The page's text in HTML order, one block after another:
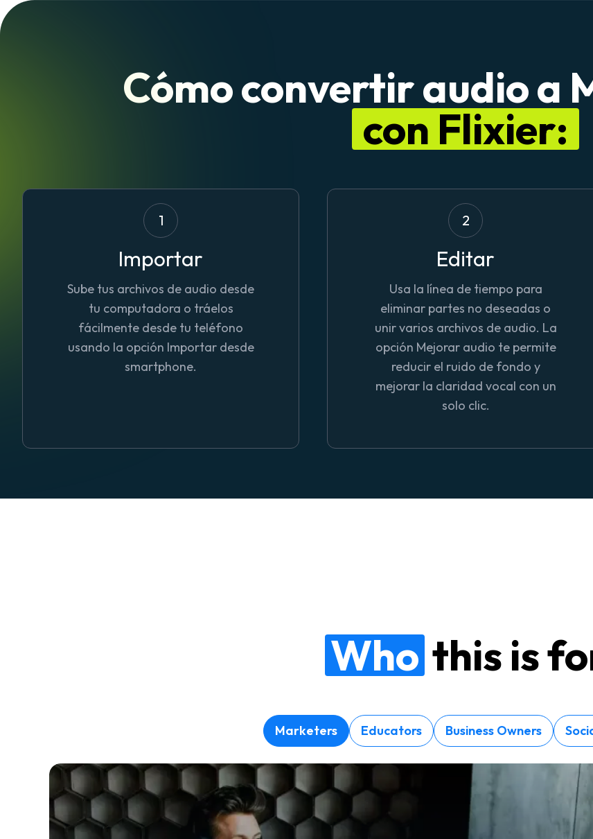
Cómo convertir audio a
con Flixier:
1
Importar
Sube tus archivos de audio desde
tu computadora o tráelos
fácilmente desde tu teléfono
usando la opción Importar desde
smartphone.
2
Editar
Usa la línea de tiempo para
eliminar partes no deseadas o
unir varios archivos de audio. La
opción Mejorar audio te permite
reducir el ruido de fondo y
mejorar la claridad vocal con un
solo clic.
Who this is
Marketers Educators Business Owners